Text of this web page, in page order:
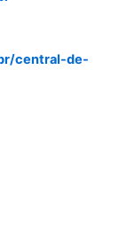
central-de-